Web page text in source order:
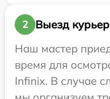
2
Выезд
Наш мастер
время для
Infinix. В случае